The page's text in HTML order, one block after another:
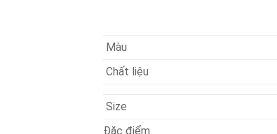
Màu
Chất liệu
Size
Đặc điểm